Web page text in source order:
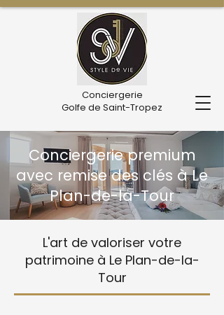
Conciergerie
Golfe de Saint-Tropez
Conciergerie premium
avec remise des clés à Le
Plan-de-la-Tour
L'art de valoriser votre
patrimoine à Le Plan-de-la-
Tour